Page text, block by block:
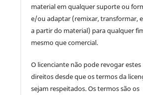
material em qualquer suporte ou
e/ou adaptar (remixar, transformar,
a partir do material) para qualquer
mesmo que comercial.
O licenciante não pode revogar estes
direitos desde que os termos da
sejam respeitados. Os termos são os